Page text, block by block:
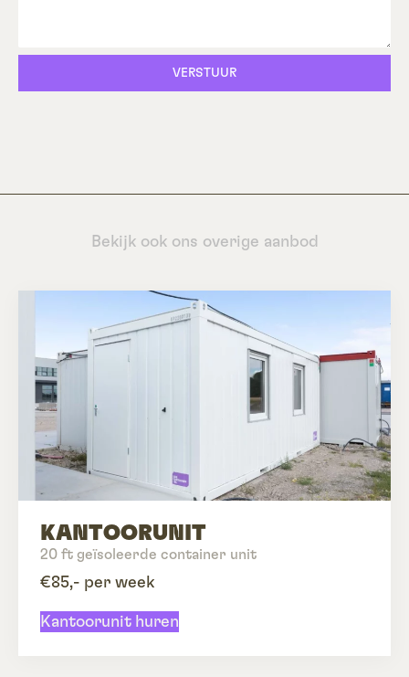
VERSTUUR
Bekijk ook ons overige aanbod
KANTOORUNIT
20 ft geïsoleerde container unit
€85,- per week
Kantoorunit huren